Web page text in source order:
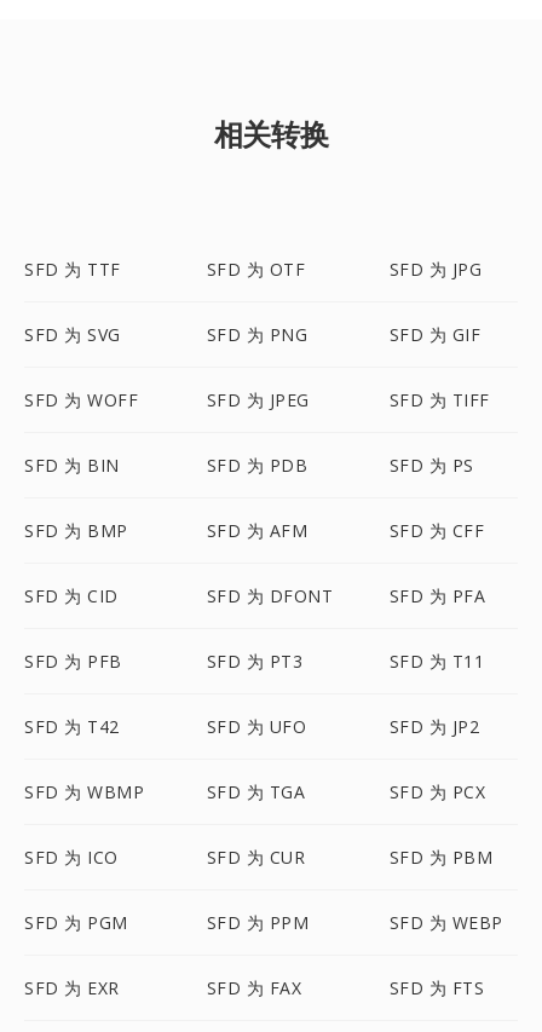
相关转换
SFD 为 TTF SFD 为 OTF SFD 为 JPG
SFD 为 SVG SFD 为 PNG SFD 为 GIF
SFD 为 WOFF SFD 为 JPEG SFD 为 TIFF
SFD 为 BIN SFD 为 PDB SFD 为 PS
SFD 为 BMP SFD 为 AFM SFD 为 CFF
SFD 为 CID SFD 为 DFONT SFD 为 PFA
SFD 为 PFB SFD 为 PT3 SFD 为 T11
SFD 为 T42 SFD 为 UFO SFD 为 JP2
SFD 为 WBMP SFD 为 TGA SFD 为 PCX
SFD 为 ICO SFD 为 CUR SFD 为 PBM
SFD 为 PGM SFD 为 PPM SFD 为 WEBP
SFD 为 EXR SFD 为 FAX SFD 为 FTS